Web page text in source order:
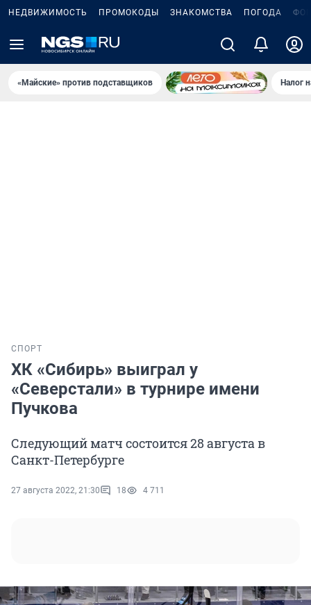
НЕДВИЖИМОСТЬ ПРОМОКОДЫ ЗНАКОМСТВА ПОГОДА
«Майские» против подставщиков Налог
СПОРТ
ХК «Сибирь» выиграл у
«Северстали» в турнире имени
Пучкова
Следующий матч состоится 28 августа в
Санкт-Петербурге
27 августа 2022, 21:30 18 4 711